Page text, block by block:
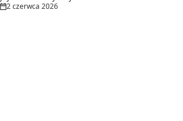
2 czerwca 2026